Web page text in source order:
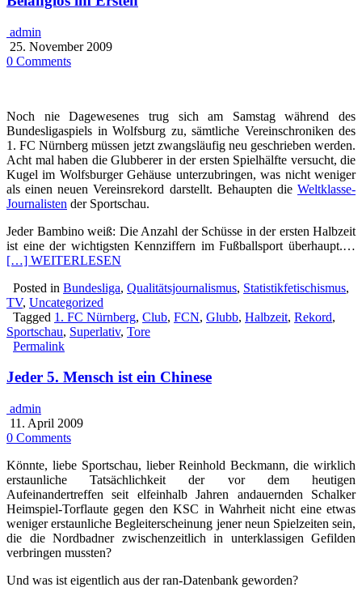
admin
25. November 2009
0 Comments
Noch nie Dagewesenes trug sich am Samstag während des
Bundesligaspiels in Wolfsburg zu, sämtliche Vereinschroniken des
1. FC Nürnberg müssen jetzt zwangsläufig neu geschrieben werden.
Acht mal haben die Glubberer in der ersten Spielhälfte versucht, die
Kugel im Wolfsburger Gehäuse unterzubringen, was nicht weniger
als einen neuen Vereinsrekord darstellt. Behaupten die Weltklasse-
Journalisten der Sportschau.
Jeder Bambino weiß: Die Anzahl der Schüsse in der ersten Halbzeit
ist eine der wichtigsten Kennziffern im Fußballsport überhaupt.…
[…] WEITERLESEN
Posted in Bundesliga, Qualitätsjournalismus, Statistikfetischismus,
TV, Uncategorized
Tagged 1. FC Nürnberg, Club, FCN, Glubb, Halbzeit, Rekord,
Sportschau, Superlativ, Tore
Permalink
Jeder 5. Mensch ist ein Chinese
admin
11. April 2009
0 Comments
Könnte, liebe Sportschau, lieber Reinhold Beckmann, die wirklich
erstaunliche Tatsächlichkeit der vor dem heutigen
Aufeinandertreffen seit elfeinhalb Jahren andauernden Schalker
Heimspiel-Torflaute gegen den KSC in Wahrheit nicht eine etwas
weniger erstaunliche Begleiterscheinung jener neun Spielzeiten sein,
die die Nordbadner zwischenzeitlich in unterklassigen Gefilden
verbringen mussten?
Und was ist eigentlich aus der ran-Datenbank geworden?